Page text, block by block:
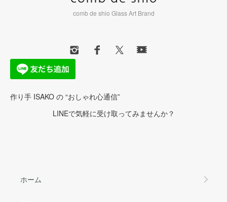
comb de shio Glass Art Brand
作り手 ISAKO の “おしゃれ心通信”
LINEで気軽に受け取ってみませんか？
ホーム